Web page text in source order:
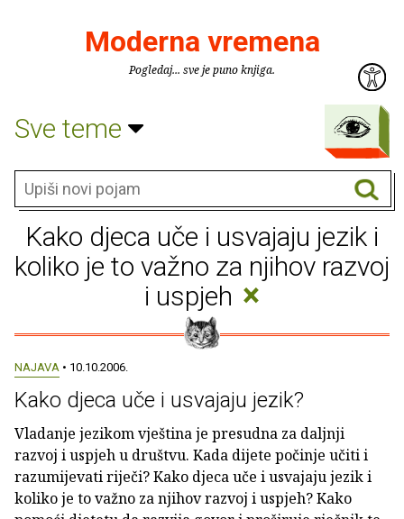
Moderna vremena
Pogledaj... sve je puno knjiga.
Sve teme
Kako djeca uče i usvajaju jezik i
koliko je to važno za njihov razvoj
i uspjeh ×
NAJAVA • 10.10.2006.
Kako djeca uče i usvajaju jezik?
Vladanje jezikom vještina je presudna za daljnji
razvoj i uspjeh u društvu. Kada dijete počinje učiti i
razumijevati riječi? Kako djeca uče i usvajaju jezik i
koliko je to važno za njihov razvoj i uspjeh? Kako